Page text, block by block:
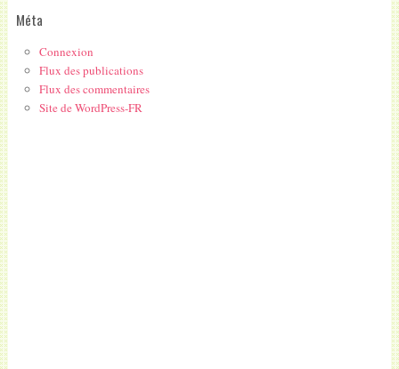
Méta
Connexion
Flux des publications
Flux des commentaires
Site de WordPress-FR